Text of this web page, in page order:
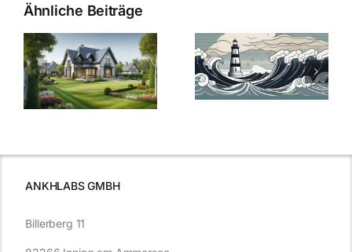
Ähnliche Beiträge
Bauzinsen im
Sturm: Die
aktuelle
Entwicklung
Die Evolution
der
Bauzinsen: Ein
Blick in die
ANKHLABS GMBH
Billerberg 11